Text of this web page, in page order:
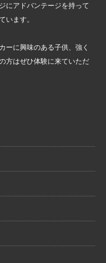
にアドバンテージを持って
います。
ーに興味のある子供、強く
方はぜひ体験に来ていただ